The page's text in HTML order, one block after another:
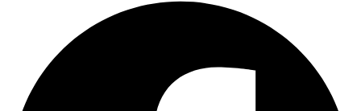
Produktseite